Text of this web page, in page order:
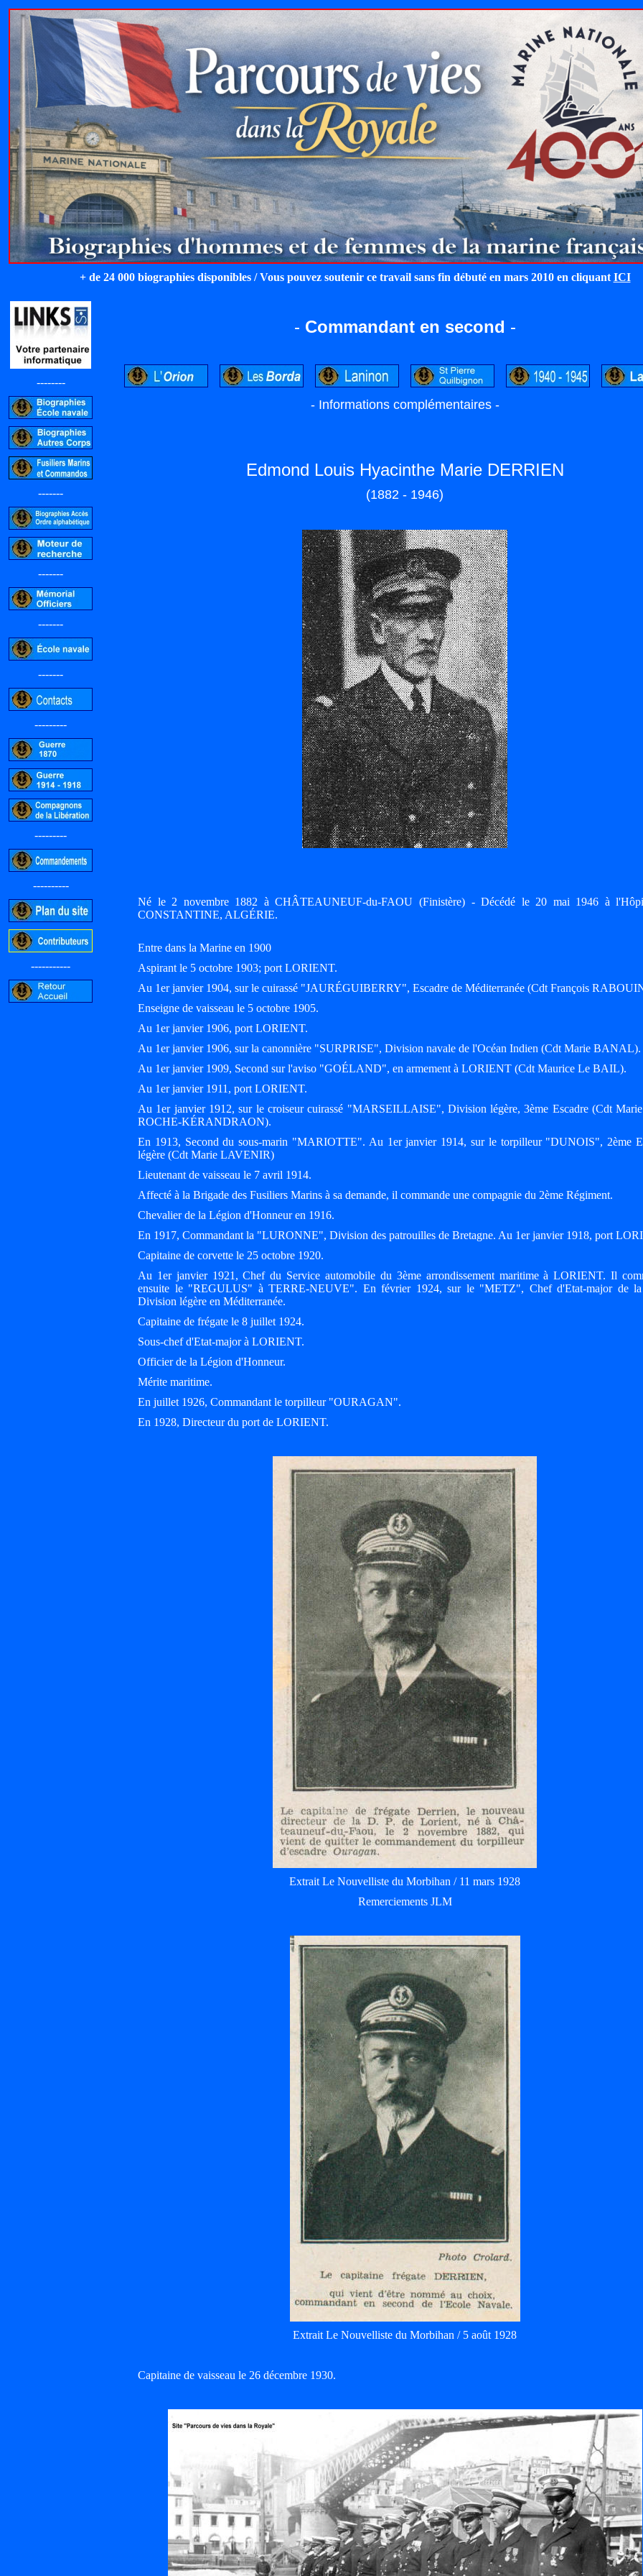
+ de 24 000 biographies disponibles / Vous pouvez soutenir ce travail sans fin débuté en mars 2010 en cliquant ICI
--------
-------
-------
-------
-------
---------
---------
----------
-----------
- Commandant en second -
- Informations complémentaires -
Edmond Louis Hyacinthe Marie DERRIEN
(1882 - 1946)
Né le 2 novembre 1882 à CHÂTEAUNEUF-du-FAOU (Finistère) - Décédé le 20 mai 1946 à
CONSTANTINE, ALGÉRIE.
Entre dans la Marine en 1900
Aspirant le 5 octobre 1903; port LORIENT.
Au 1er janvier 1904, sur le cuirassé "JAURÉGUIBERRY", Escadre de Méditerranée (Cdt François
Enseigne de vaisseau le 5 octobre 1905.
Au 1er janvier 1906, port LORIENT.
Au 1er janvier 1906, sur la canonnière "SURPRISE", Division navale de l'Océan Indien (Cdt Marie BANAL).
Au 1er janvier 1909, Second sur l'aviso "GOÉLAND", en armement à LORIENT (Cdt Maurice Le BAIL).
Au 1er janvier 1911, port LORIENT.
Au 1er janvier 1912, sur le croiseur cuirassé "MARSEILLAISE", Division légère, 3ème Escadre (Cdt
ROCHE-KÉRANDRAON).
En 1913, Second du sous-marin "MARIOTTE". Au 1er janvier 1914, sur le torpilleur "DUNOIS", 2ème
légère (Cdt Marie LAVENIR)
Lieutenant de vaisseau le 7 avril 1914.
Affecté à la Brigade des Fusiliers Marins à sa demande, il commande une compagnie du 2ème Régiment.
Chevalier de la Légion d'Honneur en 1916.
En 1917, Commandant la "LURONNE", Division des patrouilles de Bretagne. Au 1er janvier 1918, port
Capitaine de corvette le 25 octobre 1920.
Au 1er janvier 1921, Chef du Service automobile du 3ème arrondissement maritime à LORIENT. Il
ensuite le "REGULUS" à TERRE-NEUVE". En février 1924, sur le "METZ", Chef d'Etat-major de la
Division légère en Méditerranée.
Capitaine de frégate le 8 juillet 1924.
Sous-chef d'Etat-major à LORIENT.
Officier de la Légion d'Honneur.
Mérite maritime.
En juillet 1926, Commandant le torpilleur "OURAGAN".
En 1928, Directeur du port de LORIENT.
Extrait Le Nouvelliste du Morbihan / 11 mars 1928
Remerciements JLM
Extrait Le Nouvelliste du Morbihan / 5 août 1928
Capitaine de vaisseau le 26 décembre 1930.